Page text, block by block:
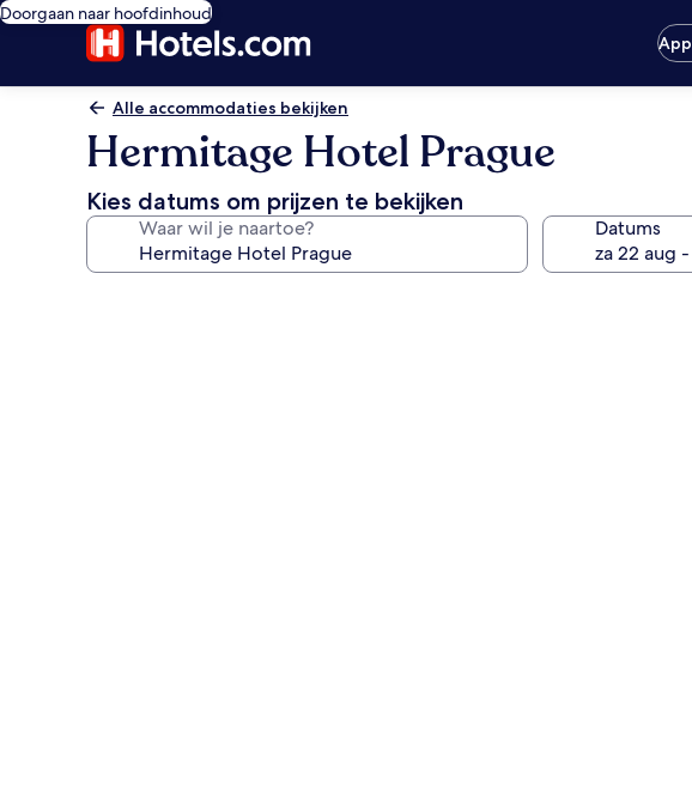
Doorgaan naar hoofdinhoud
Alle accommodaties bekijken
Hermitage Hotel Prague
Kies datums om prijzen te bekijken
Waar wil je naartoe? Datums